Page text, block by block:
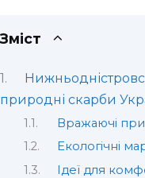
Зміст
природні скарби
Вражаючі
Екологічні
Ідеї для